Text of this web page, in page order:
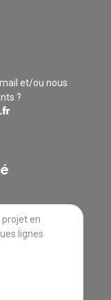
et/ou nous
?